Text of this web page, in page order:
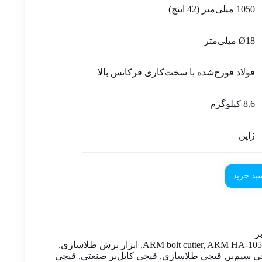
1050 میلی‌متر (42 اینچ)
Ø18 میلی‌متر
فولاد فورج‌شده با سخت‌کاری فرکانس بالا
8.6 کیلوگرم
ژاپن
خرید
ARM bolt cutter, ARM HA-
, ابزار برش طلاسازی,
سیم‌بر , قیچی طلاسازی, قیچی کابل‌بر صنعتی, قیچی